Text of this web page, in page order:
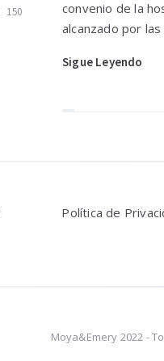
150
convenio de la
alcanzado por
Sigue Leyendo
Política de
Moya&Emery 2022 -